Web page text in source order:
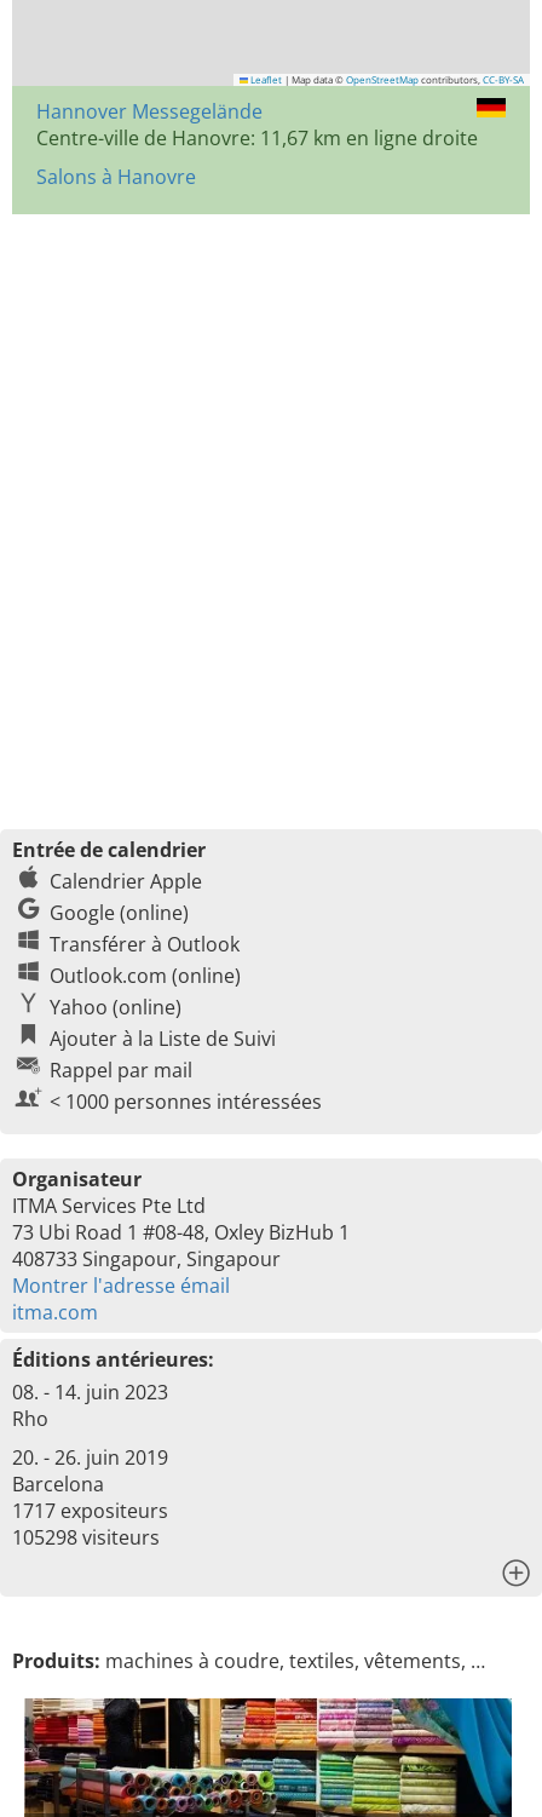
Leaflet | Map data © OpenStreetMap contributors, CC-BY-SA
Hannover Messegelände
Centre-ville de Hanovre: 11,67 km en ligne droite
Salons à Hanovre
Entrée de calendrier
Calendrier Apple
Google (online)
Transférer à Outlook
Outlook.com (online)
Yahoo (online)
Ajouter à la Liste de Suivi
Rappel par mail
< 1000 personnes intéressées
Organisateur
ITMA Services Pte Ltd
73 Ubi Road 1 #08-48, Oxley BizHub 1
408733 Singapour, Singapour
Montrer l'adresse émail
itma.com
Éditions antérieures:
08. - 14. juin 2023
Rho
20. - 26. juin 2019
Barcelona
1717 expositeurs
105298 visiteurs
Produits: machines à coudre, textiles, vêtements, …